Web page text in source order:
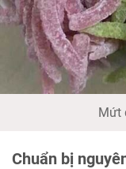
Mứt
Chuẩn bị